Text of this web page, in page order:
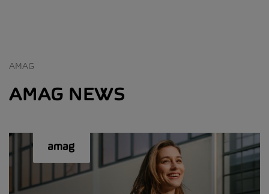
AMAG
AMAG NEWS